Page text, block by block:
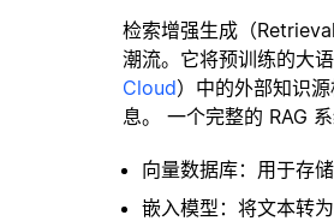
检索增强生成（
潮流。它将预训练的大
Cloud）中的外部知识
息。 一个完整的 RAG
向量数据库：用于存
嵌入模型：将文本转